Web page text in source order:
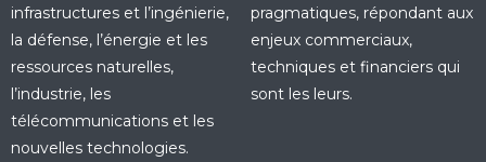
infrastructures et l’ingénierie,
la défense, l’énergie et les
ressources naturelles,
l’industrie, les
télécommunications et les
nouvelles technologies.
pragmatiques, répondant aux
enjeux commerciaux,
techniques et financiers qui
sont les leurs.